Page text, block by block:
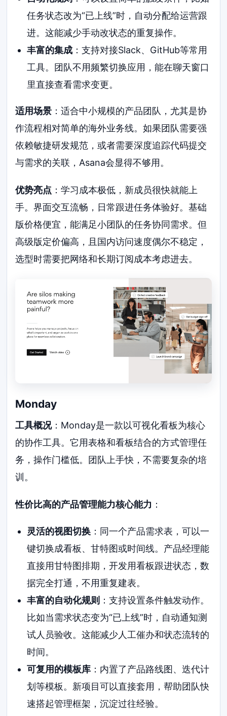
任务状态改为“已上线”时，自动分配给运营跟
进。这能减少手动改状态的重复操作。
丰富的集成：支持对接Slack、GitHub等常用
工具。团队不用频繁切换应用，能在聊天窗口
里直接查看需求变更。
适用场景 ：适合中小规模的产品团队，尤其是协
作流程相对简单的海外业务线。如果团队需要强
依赖敏捷研发规范，或者需要深度追踪代码提交
与需求的关联，Asana会显得不够用。
优势亮点 ：学习成本极低，新成员很快就能上
手。界面交互流畅，日常跟进任务体验好。基础
版价格便宜，能满足小团队的任务协同需求。但
高级版定价偏高，且国内访问速度偶尔不稳定，
选型时需要把网络和长期订阅成本考虑进去。
Monday
工具概况：Monday是一款以可视化看板为核心
的协作工具。它用表格和看板结合的方式管理任
务，操作门槛低。团队上手快，不需要复杂的培
训。
性价比高的产品管理能力核心能力 ：
灵活的视图切换：同一个产品需求表，可以一
键切换成看板、甘特图或时间线。产品经理能
直接用甘特图排期，开发用看板跟进状态，数
据完全打通，不用重复建表。
丰富的自动化规则 ：支持设置条件触发动作。
比如当需求状态变为“已上线”时，自动通知测
试人员验收。这能减少人工催办和状态流转的
时间。
可复用的模板库：内置了产品路线图、迭代计
划等模板。新项目可以直接套用，帮助团队快
速搭起管理框架，沉淀过往经验。